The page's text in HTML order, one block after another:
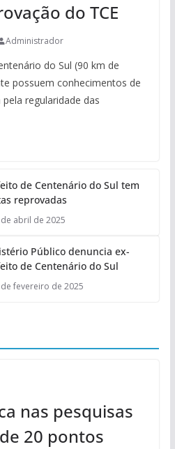
do TCE
Administrador
do Sul (90 km de
possuem conhecimentos de
regularidade das
de Centenário do Sul tem
reprovadas
abril de 2025
Público denuncia ex-
de Centenário do Sul
fevereiro de 2025
nas pesquisas
20 pontos